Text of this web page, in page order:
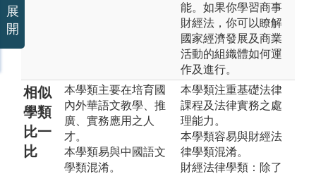
能。如果你學習商事
財經法，你可以瞭解
國家經濟發展及商業
活動的組織體如何運
作及進行。
相似
學類
比一
比
本學類主要在培育國
內外華語文教學、推
廣、實務應用之人
才。
本學類易與中國語文
學類混淆。
本學類注重基礎法律
課程及法律實務之處
理能力。
本學類容易與財經法
律學類混淆。
財經法律學類：除了
展
開